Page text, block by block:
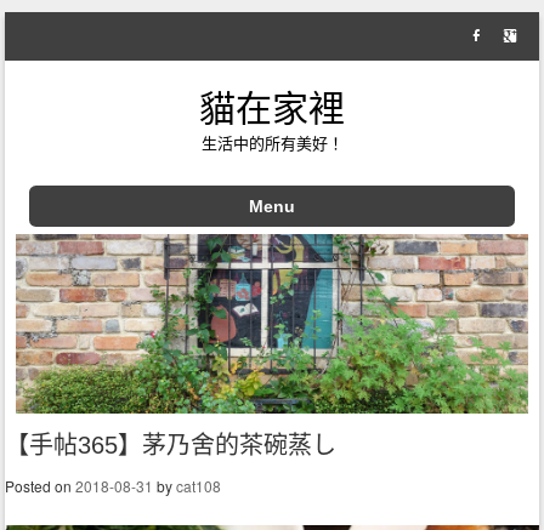
貓在家裡
生活中的所有美好！
Menu
Skip to content
【手帖365】茅乃舍的茶碗蒸し
Posted on2018-08-31 bycat108